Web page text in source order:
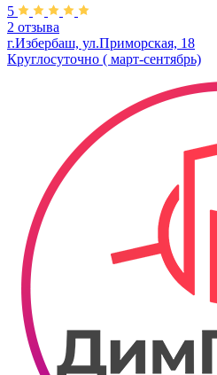
5
2 отзыва
г.Избербаш, ул.Приморская, 18
Круглосуточно ( март-сентябрь)